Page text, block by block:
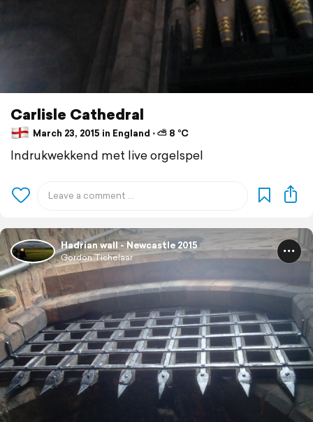
Carlisle Cathedral
March 23, 2015 in England ⋅ ⛅ 8 °C
Indrukwekkend met live orgelspel
Hadrian wall - Newcastle 2015
Gordon Tichelaar